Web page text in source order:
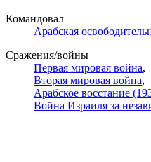
Командовал
Арабская
Сражения/войны
Первая мировая война,
Вторая мировая война,
Арабское восстание
Война Израиля за